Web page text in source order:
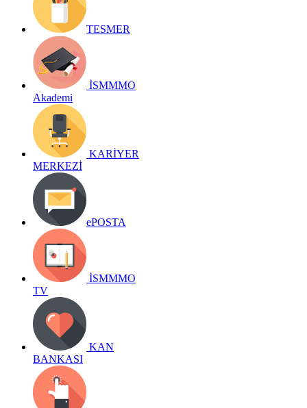
TESMER
İSMMMO
Akademi
KARİYER
MERKEZİ
ePOSTA
İSMMMO
TV
KAN
BANKASI